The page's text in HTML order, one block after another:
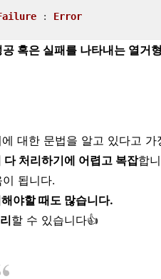
: Error
혹은 실패를 나타내는 열거
대한 문법을 알고 있다고 가
처리하기에 어렵고 복잡합
됩니다.
야할 때도 많습니다.
할 수 있습니다👍